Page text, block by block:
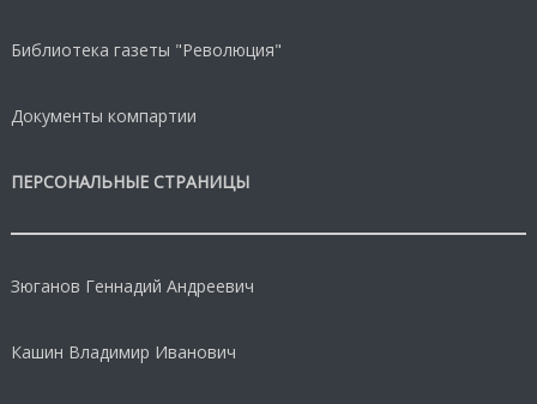
Библиотека газеты "Революция"
Документы компартии
ПЕРСОНАЛЬНЫЕ СТРАНИЦЫ
Зюганов Геннадий Андреевич
Кашин Владимир Иванович